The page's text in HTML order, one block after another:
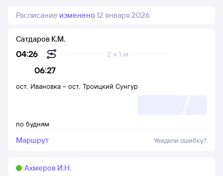
Расписание изменено 12 января 2026
04:26
06:27
2 ч 1 м
Сатдаров К.М.
по будням
ост. Ивановка – ост. Троицкий Сунгур
Маршрут Увидели ошибку?
Ахмеров И.Н.